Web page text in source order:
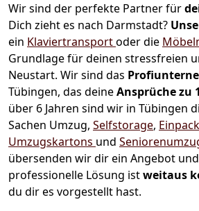
Wir sind der perfekte Partner für
Dich zieht es nach Darmstadt?
ein Klaviertransportoder die
Grundlage für deinen stressfreien
Neustart. Wir sind das
Tübingen, das deineAnsprüche zu
über 6 Jahren sind wir in Tübingen
Sachen Umzug, Selfstorage,
Umzugskartons und
übersenden wir dir ein Angebot
professionelle Lösung istweitaus
du dir es vorgestellt hast.